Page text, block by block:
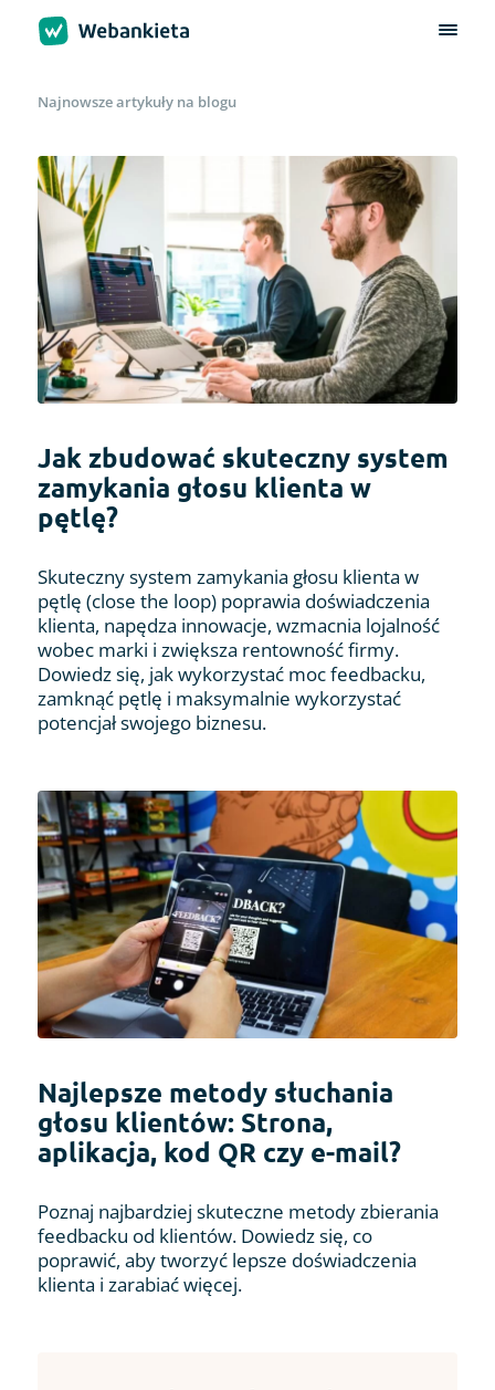
Najnowsze artykuły na blogu
Jak zbudować skuteczny system
zamykania głosu klienta w
pętlę?
Skuteczny system zamykania głosu klienta w
pętlę (close the loop) poprawia doświadczenia
klienta, napędza innowacje, wzmacnia lojalność
wobec marki i zwiększa rentowność firmy.
Dowiedz się, jak wykorzystać moc feedbacku,
zamknąć pętlę i maksymalnie wykorzystać
potencjał swojego biznesu.
Najlepsze metody słuchania
głosu klientów: Strona,
aplikacja, kod QR czy e-mail?
Poznaj najbardziej skuteczne metody zbierania
feedbacku od klientów. Dowiedz się, co
poprawić, aby tworzyć lepsze doświadczenia
klienta i zarabiać więcej.